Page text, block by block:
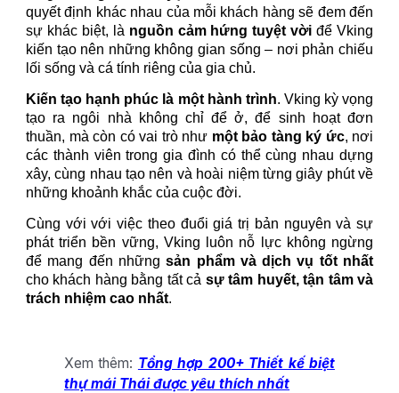
quyết định khác nhau của mỗi khách hàng sẽ đem đến
sự khác biệt, là nguồn cảm hứng tuyệt vời để Vking
kiến tạo nên những không gian sống – nơi phản chiếu
lối sống và cá tính riêng của gia chủ.
Kiến tạo hạnh phúc là một hành trình. Vking kỳ vọng
tạo ra ngôi nhà không chỉ để ở, để sinh hoạt đơn
thuần, mà còn có vai trò như một bảo tàng ký ức, nơi
các thành viên trong gia đình có thể cùng nhau dựng
xây, cùng nhau tạo nên và hoài niệm từng giây phút về
những khoảnh khắc của cuộc đời.
Cùng với với việc theo đuổi giá trị bản nguyên và sự
phát triển bền vững, Vking luôn nỗ lực không ngừng
để mang đến nhữngsản phẩm và dịch vụ tốt nhất
cho khách hàng bằng tất cả sự tâm huyết, tận tâm và
trách nhiệm cao nhất.
Xem thêm: Tổng hợp 200+ Thiết kế biệt
thự mái Thái được yêu thích nhất